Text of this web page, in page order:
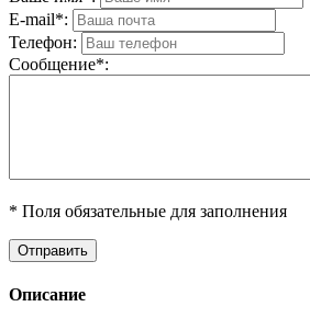
E-mail*:
Телефон:
Cообщениe*:
* Поля обязательные для заполнения
Описание